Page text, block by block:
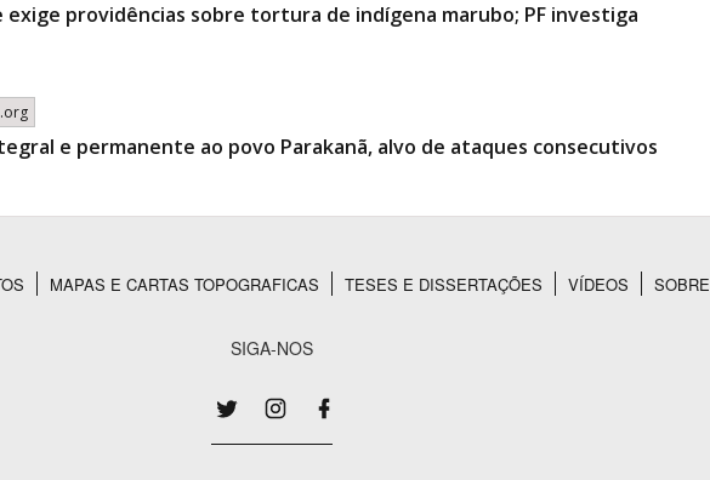
exige providências sobre tortura de indígena marubo; PF investiga
e permanente ao povo Parakanã, alvo de ataques consecutivos
MAPAS E CARTAS TOPOGRAFICAS TESES E DISSERTAÇÕES VÍDEOS SOBRE
SIGA-NOS